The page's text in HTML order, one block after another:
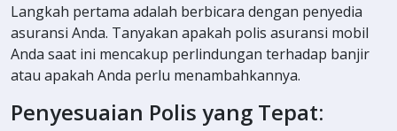
Langkah pertama adalah berbicara dengan penyedia
asuransi Anda. Tanyakan apakah polis asuransi mobil
Anda saat ini mencakup perlindungan terhadap banjir
atau apakah Anda perlu menambahkannya.
Penyesuaian Polis yang Tepat: